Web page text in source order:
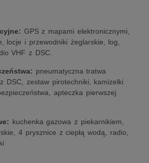
GPS z mapami elektronicznymi,
locje i przewodniki żeglarskie, log,
VHF z DSC.
pneumatyczna tratwa
DSC, zestaw pirotechniki, kamizelki
apteczka pierwszej
kuchenka gazowa z piekarnikiem,
4 prysznice z ciepłą wodą, radio,